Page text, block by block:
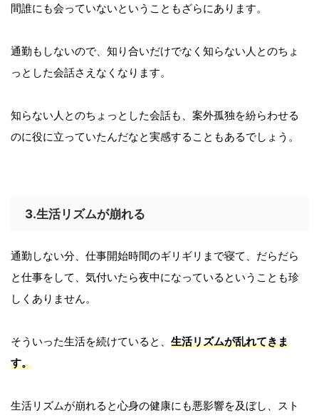
間誰にも会っていないということもざらにあります。
通勤もしないので、知り合いだけでなく知らない人とのちょ
っとした会話さえなくなります。
知らない人とのちょっとした会話も、案外孤独を紛らわせる
のに役に立っていたんだなと実感することもあるでしょう。
3.生活リズムが崩れる
通勤しない分、仕事開始時間のギリギリまで寝て、だらだら
と仕事をして、気付いたら夜中になっているということも珍
しくありません。
そういった生活を続けていると、 生活リズムが乱れてきま
す。
生活リズムが崩れると心身の健康にも悪影響を及ぼし、スト